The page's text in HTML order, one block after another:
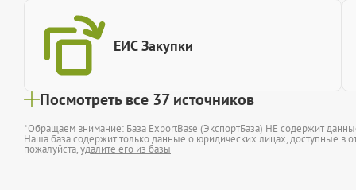
ЕИС Закупки
Посмотреть все 37 источников
*Обращаем внимание: База ExportBase (ЭкспортБаза) НЕ содержит
Наша база содержит только данные о юридических лицах, доступные в
пожалуйста,удалите его из базы